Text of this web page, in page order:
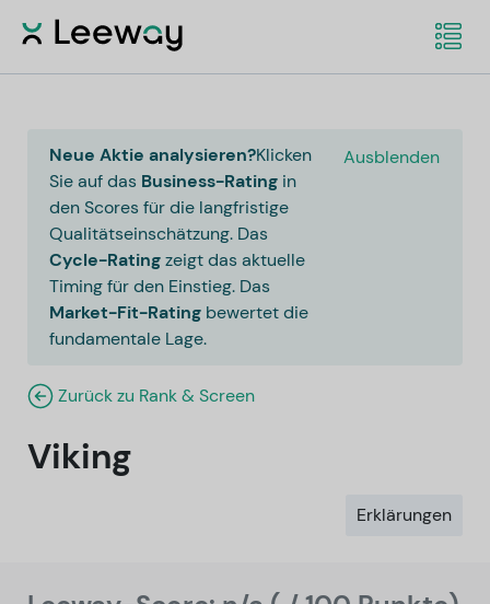
Neue Aktie analysieren?Klicken
Sie auf das Business-Rating in
den Scores für die langfristige
Qualitätseinschätzung. Das
Cycle-Ratingzeigt das aktuelle
Timing für den Einstieg. Das
Market-Fit-Rating bewertet die
fundamentale Lage.
Ausblenden
Zurück zu Rank & Screen
Viking
Erklärungen